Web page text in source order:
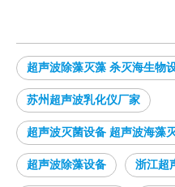
超声波除藻灭藻 杀灭海生物
苏州超声波乳化仪厂家
超声波灭菌设备 超声波海藻
超声波除藻设备 浙江超